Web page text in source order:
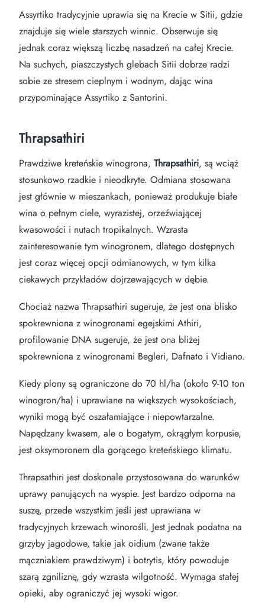
Assyrtiko tradycyjnie uprawia się na Krecie w Sitii, gdzie
znajduje się wiele starszych winnic. Obserwuje się
jednak coraz większą liczbę nasadzeń na całej Krecie.
Na suchych, piaszczystych glebach Sitii dobrze radzi
sobie ze stresem cieplnym i wodnym, dając wina
przypominające Assyrtiko z Santorini.
Thrapsathiri
Prawdziwe kreteńskie winogrona, Thrapsathiri, są wciąż
stosunkowo rzadkie i nieodkryte. Odmiana stosowana
jest głównie w mieszankach, ponieważ produkuje białe
wina o pełnym ciele, wyrazistej, orzeźwiającej
kwasowości i nutach tropikalnych. Wzrasta
zainteresowanie tym winogronem, dlatego dostępnych
jest coraz więcej opcji odmianowych, w tym kilka
ciekawych przykładów dojrzewających w dębie.
Chociaż nazwa Thrapsathiri sugeruje, że jest ona blisko
spokrewniona z winogronami egejskimi Athiri,
profilowanie DNA sugeruje, że jest ona bliżej
spokrewniona z winogronami Begleri, Dafnato i Vidiano.
Kiedy plony są ograniczone do 70 hl/ha (około 9-10 ton
winogron/ha) i uprawiane na większych wysokościach,
wyniki mogą być oszałamiające i niepowtarzalne.
Napędzany kwasem, ale o bogatym, okrągłym korpusie,
jest oksymoronem dla gorącego kreteńskiego klimatu.
Thrapsathiri jest doskonale przystosowana do warunków
uprawy panujących na wyspie. Jest bardzo odporna na
suszę, przede wszystkim jeśli jest uprawiana w
tradycyjnych krzewach winorośli. Jest jednak podatna na
grzyby jagodowe, takie jak oidium (zwane także
mączniakiem prawdziwym) i botrytis, który powoduje
szarą zgniliznę, gdy wzrasta wilgotność. Wymaga stałej
opieki, aby ograniczyć jej wysoki wigor.